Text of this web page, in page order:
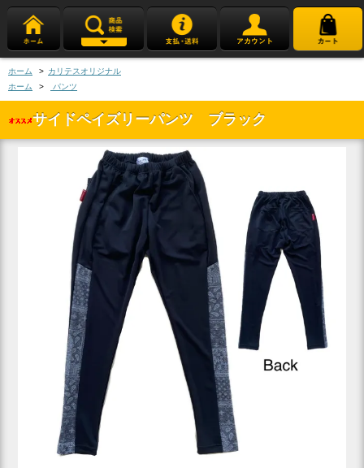
ホーム > カリテスオリジナル
ホーム
> パンツ
サイドペイズリーパンツ ブラック